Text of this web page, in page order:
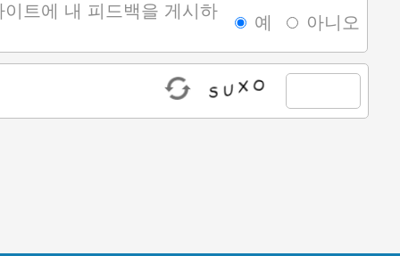
트에 내 피드백을 게시하
예 아니오